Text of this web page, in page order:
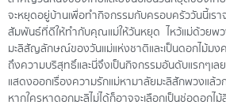
จะหยุดอยู่บ้านเพื่อทำกิจกรรมกับครอบครัว วันนี้เรา
สัมพันธ์ที่ดีให้ทำกับคุณแม่ให้วันหยุด ไหว้แม่ด้วยพ
มะลิ สัญลักษณ์ของวันแม่แห่งชาติและเป็นดอกไม้มง
ถึงความบริสุทธิ์ และนี่จึงเป็นกิจกรรมอันดับแรกๆเล
แสดงออกเรื่องความรักแม่ หามาลัยมะลิสักพวง แล้
หากใครหาดอกมะลิไม่ได้ก็อาจจะเลือกเป็นช่อดอกไ